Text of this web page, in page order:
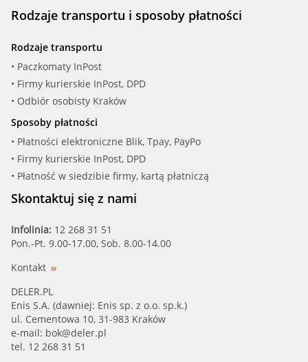
Rodzaje transportu i sposoby płatności
Rodzaje transportu
• Paczkomaty InPost
• Firmy kurierskie InPost, DPD
• Odbiór osobisty Kraków
Sposoby płatności
• Płatności elektroniczne Blik, Tpay, PayPo
• Firmy kurierskie InPost, DPD
• Płatność w siedzibie firmy, kartą płatniczą
Skontaktuj się z nami
Infolinia: 12 268 31 51
Pon.-Pt. 9.00-17.00, Sob. 8.00-14.00
Kontakt
DELER.PL
Enis S.A. (dawniej: Enis sp. z o.o. sp.k.)
ul. Cementowa 10, 31-983 Kraków
e-mail: bok@deler.pl
tel. 12 268 31 51